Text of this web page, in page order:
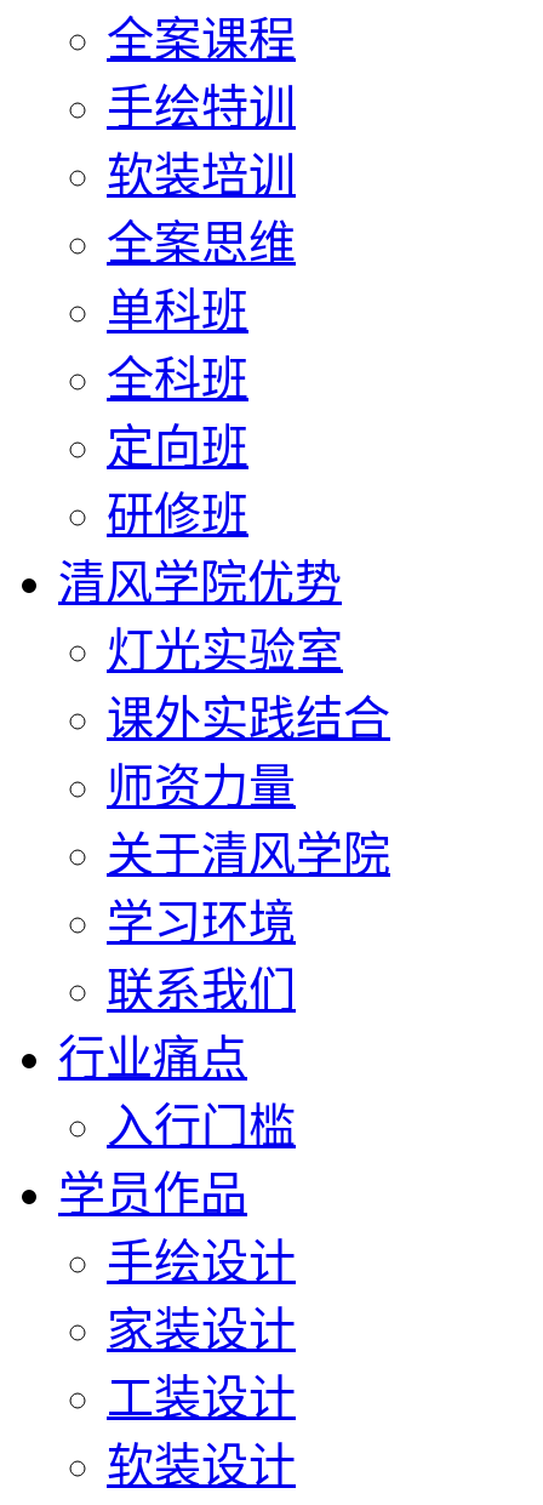
全案课程
手绘特训
软装培训
全案思维
单科班
全科班
定向班
研修班
清风学院优势
灯光实验室
课外实践结合
师资力量
关于清风学院
学习环境
联系我们
行业痛点
入行门槛
学员作品
手绘设计
家装设计
工装设计
软装设计